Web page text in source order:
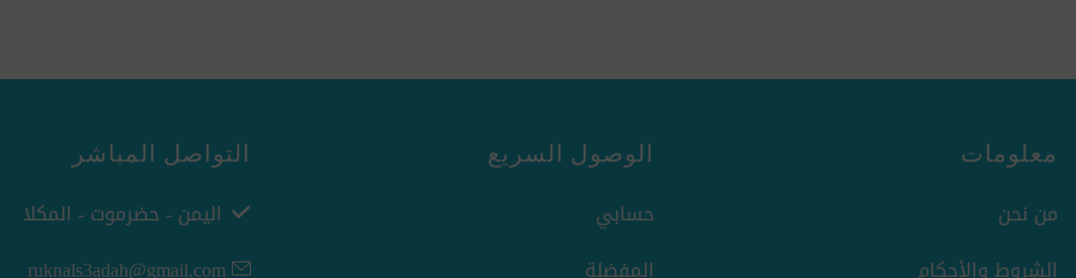
معلومات
من نحن
الشروط والأحكام
الوصول السريع
حسابي
المفضلة
التواصل المباشر
اليمن - حضرموت - المكلا
ruknals3adah@gmail.com